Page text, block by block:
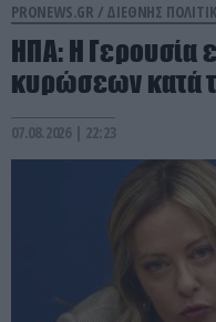
PRONEWS.GR / ΔΙΕΘΝΗΣ
ΗΠΑ: Η Γερουσία
κυρώσεων κατά
07.08.2026 | 22:23